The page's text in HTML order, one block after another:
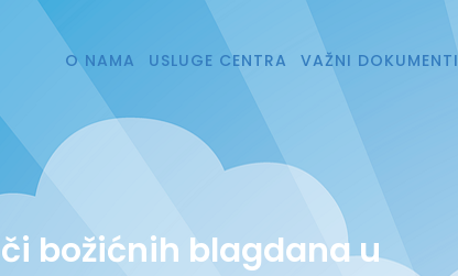
O NAMA USLUGE CENTRA VAŽNI DOKUMENTI
božićnih blagdana u